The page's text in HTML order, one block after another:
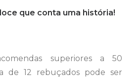
que conta uma história!
superiores a 50
de 12 rebuçados pode ser